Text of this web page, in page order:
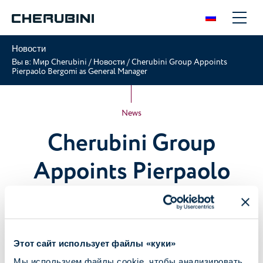
Этот сайт использует файлы «куки»
Новости
Вы в: Мир Cherubini / Новости /Cherubini Group Appoints
Pierpaolo Bergomi as General Manager
News
Cherubini Group
Appoints Pierpaolo
Bergomi as General
Manager